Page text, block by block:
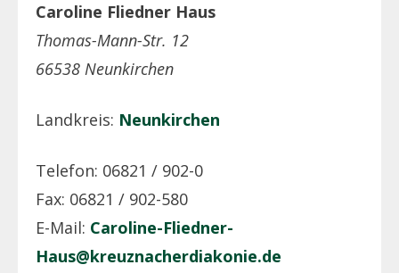
Caroline Fliedner Haus
Thomas-Mann-Str. 12
66538 Neunkirchen
Landkreis: Neunkirchen
Telefon: 06821 / 902-0
Fax: 06821 / 902-580
E-Mail: Caroline-Fliedner-
Haus@kreuznacherdiakonie.de